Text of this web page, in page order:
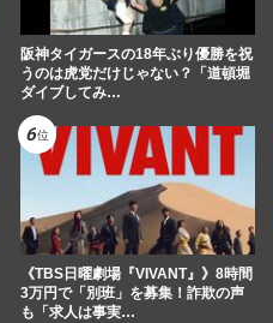
阪神タイガースの18年ぶり優勝を祝
うのは虎党だけじゃない？「道頓堀
ダイブしてみ…
《TBS日曜劇場『VIVANT』》8時間
3万円で「別班」を募集！詐欺の声
も「求人は事実…